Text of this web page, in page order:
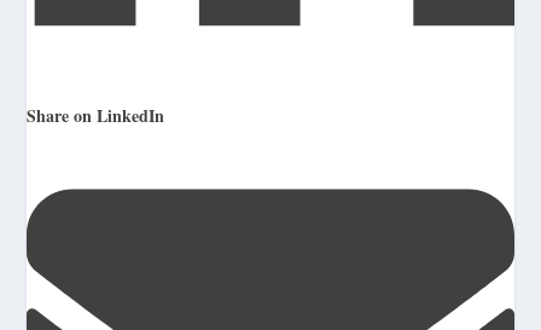
Share on LinkedIn